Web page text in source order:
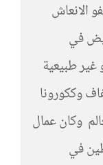
الانعاش
في
غير طبيعية
وككورونا
وكان عمال
في